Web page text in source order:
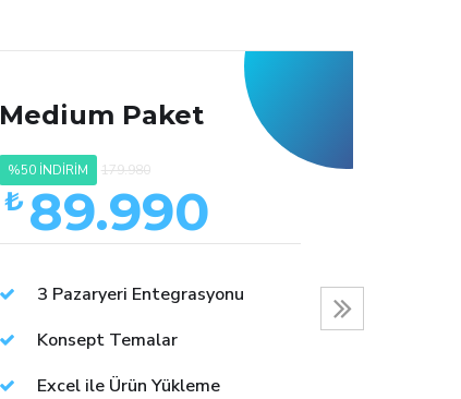
Medium Paket
%50 İNDİRİM 179.980
₺ 89.990
3 Pazaryeri Entegrasyonu
Konsept Temalar
Excel ile Ürün Yükleme